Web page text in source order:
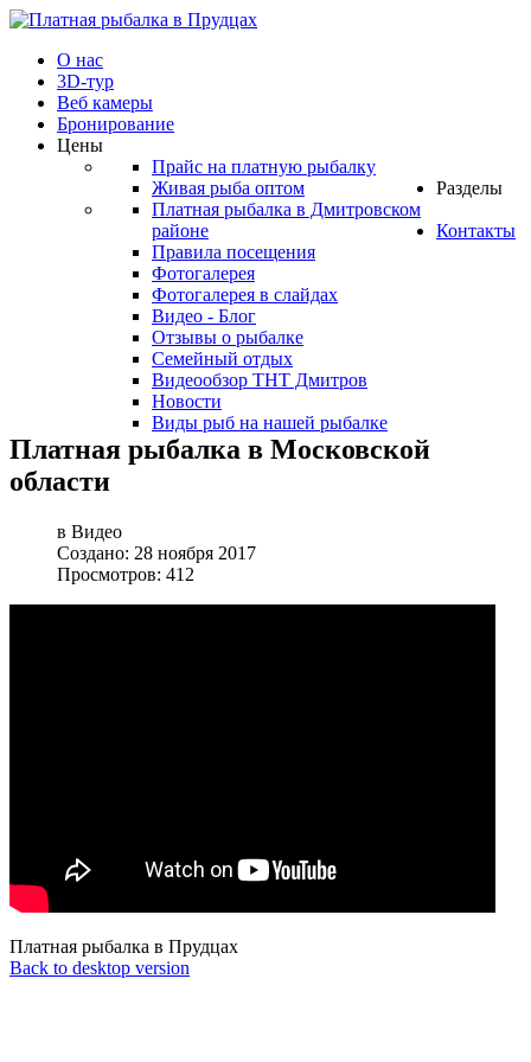
О нас
3D-тур
Веб камеры
Бронирование
Цены
Прайс на платную рыбалку
Живая рыба оптом
Разделы
Платная рыбалка в Дмитровском
районе
Правила посещения
Фотогалерея
Фотогалерея в слайдах
Видео - Блог
Отзывы о рыбалке
Семейный отдых
Видеообзор ТНТ Дмитров
Новости
Виды рыб на нашей рыбалке
Контакты
Платная рыбалка в Московской
области
в Видео
Создано: 28 ноября 2017
Просмотров: 412
Платная рыбалка в Прудцах
Back to desktop version